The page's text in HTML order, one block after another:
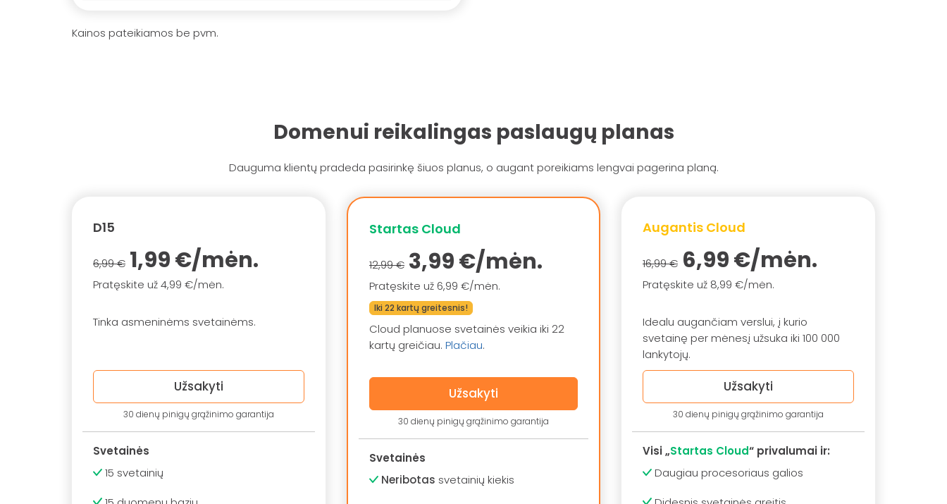
Kainos pateikiamos be pvm.
Domenui reikalingas paslaugų planas
Dauguma klientų pradeda pasirinkę šiuos planus, o augant poreikiams lengvai pagerina planą.
D15
6,99 € 1,99 €/mėn.
Pratęskite už 4,99 €/mėn.
Tinka asmeninėms svetainėms.
Užsakyti
30 dienų pinigų grąžinimo garantija
Svetainės
15 svetainių
Startas Cloud
12,99 € 3,99 €/mėn.
Pratęskite už 6,99 €/mėn.
Iki 22 kartų greitesnis!
Cloud planuose svetainės veikia iki 22
kartų greičiau. Plačiau.
Užsakyti
30 dienų pinigų grąžinimo garantija
Svetainės
Neribotas svetainių kiekis
Augantis Cloud
16,99 € 6,99 €/mėn.
Pratęskite už 8,99 €/mėn.
Idealu augančiam verslui, į kurio
svetainę per mėnesį užsuka iki 100 000
lankytojų.
Užsakyti
30 dienų pinigų grąžinimo garantija
Visi „Startas Cloud“ privalumai ir:
Daugiau procesoriaus galios